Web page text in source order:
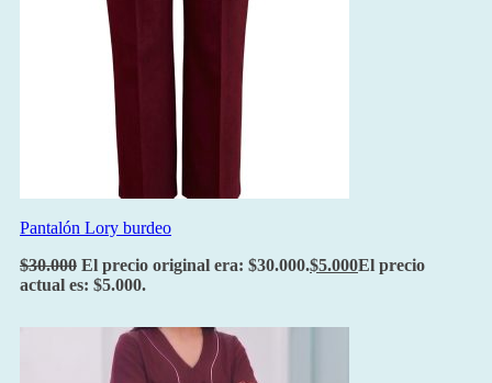
Pantalón Lory burdeo
$30.000 El precio original era: $30.000.$5.000El precio
actual es: $5.000.